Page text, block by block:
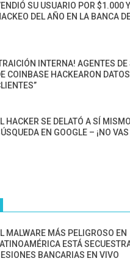
SU USUARIO POR $1.000
DEL AÑO EN LA BANCA
INTERNA! AGENTES
COINBASE HACKEARON
HACKER SE DELATÓ A SÍ
EN GOOGLE – ¡NO
MALWARE MÁS PELIGROSO EN
ESTÁ
BANCARIAS EN VIVO